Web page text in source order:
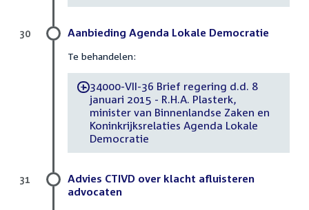
Aanbieding Agenda Lokale Democratie
Te behandelen:
-34000-VII-36 Brief regering d.d. 8
januari 2015 - R.H.A. Plasterk,
minister van Binnenlandse Zaken en
Koninkrijksrelaties Agenda Lokale
Democratie
30
Advies CTIVD over klacht afluisteren
advocaten
31